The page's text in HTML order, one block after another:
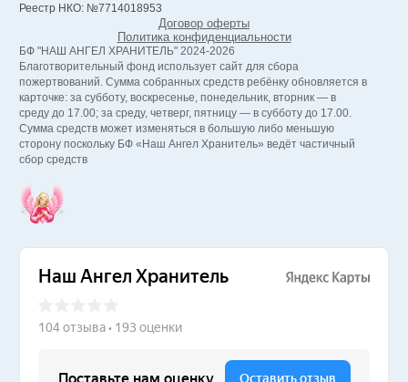
Реестр НКО: №7714018953
Договор оферты
Политика конфиденциальности
БФ "НАШ АНГЕЛ ХРАНИТЕЛЬ" 2024-2026
Благотворительный фонд использует сайт для сбора
пожертвований. Сумма собранных средств ребёнку обновляется в
карточке: за субботу, воскресенье, понедельник, вторник — в
среду до 17.00; за среду, четверг, пятницу — в субботу до 17.00.
Сумма средств может изменяться в большую либо меньшую
сторону поскольку БФ «Наш Ангел Хранитель» ведёт частичный
сбор средств